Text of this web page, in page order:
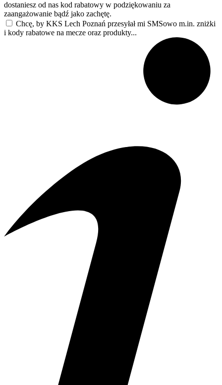
dostaniesz od nas kod rabatowy w podziękowaniu za
zaangażowanie bądź jako zachętę.
Chcę, by KKS Lech Poznań przesyłał mi SMSowo m.in. zniżki
i kody rabatowe na mecze oraz produkty...